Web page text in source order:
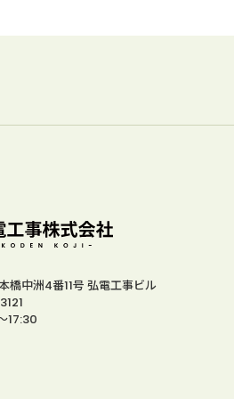
橋中洲4番11号 弘電工事ビル
17:30